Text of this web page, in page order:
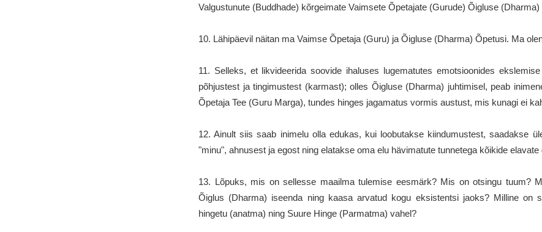
Valgustunute (Buddhade) kõrgeimate Vaimsete Õpetajate (Gurude) Õigluse
10. Lähipäevil näitan ma Vaimse Õpetaja (Guru) ja Õigluse (Dharma) Õpetusi. Ma
11. Selleks, et likvideerida soovide ihaluses lugematutes emotsioonides
põhjustest ja tingimustest (karmast); olles Õigluse (Dharma) juhtimisel, peab
Õpetaja Tee (Guru Marga), tundes hinges jagamatus vormis austust, mis kunagi ei
12. Ainult siis saab inimelu olla edukas, kui loobutakse kiindumustest, saadakse
"minu", ahnusest ja egost ning elatakse oma elu hävimatute tunnetega kõikide elavate
13. Lõpuks, mis on sellesse maailma tulemise eesmärk? Mis on otsingu tuum?
Õiglus (Dharma) iseenda ning kaasa arvatud kogu eksistentsi jaoks? Milline on
hingetu (anatma) ning Suure Hinge (Parmatma) vahel?